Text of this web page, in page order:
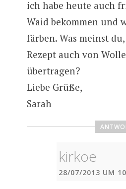
ich habe heute auch
Waid bekommen und
färben. Was meinst
Rezept auch von
übertragen?
Liebe Grüße,
Sarah
kirkoe
28/07/2013 UM